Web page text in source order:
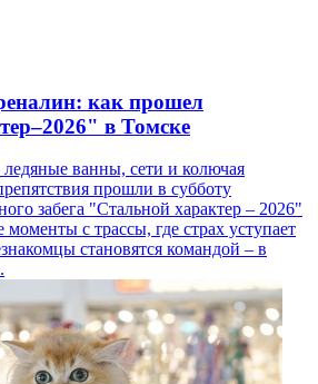
как прошел
в Томске
ванны, сети и колючая
прошли в субботу
забега "Стальной характер – 2026"
с трассы, где страх уступает
становятся командой – в